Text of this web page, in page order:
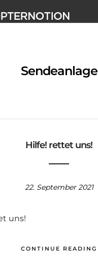
Sendeanlage
Hilfe! rettet uns!
22. September 2021
uns!
CONTINUE READING